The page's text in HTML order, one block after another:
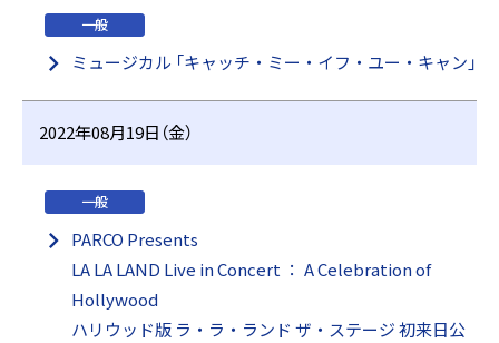
一般
ミュージカル 「キャッチ・ミー・イフ・ユー・キャン」
2022年08月19日（金）
一般
PARCO Presents
LA LA LAND Live in Concert ： A Celebration of
Hollywood
ハリウッド版 ラ・ラ・ランド ザ・ステージ 初来日公